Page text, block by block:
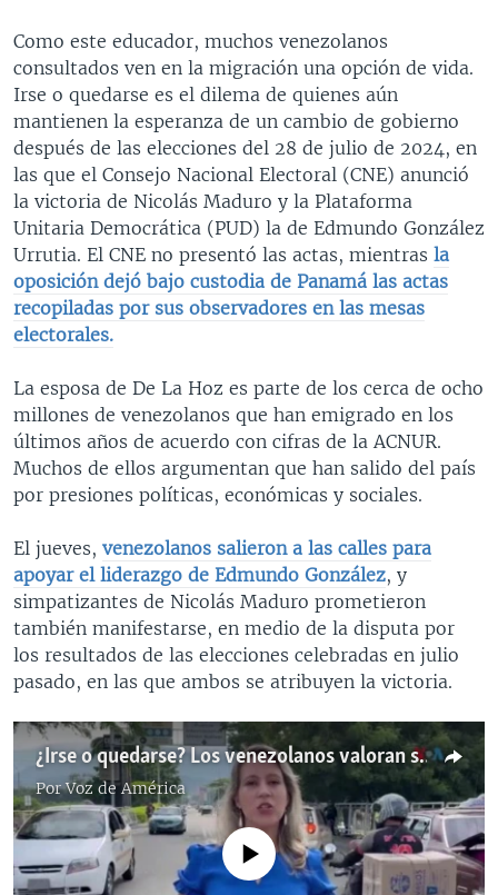
Como este educador, muchos venezolanos
consultados ven en la migración una opción de vida.
Irse o quedarse es el dilema de quienes aún
mantienen la esperanza de un cambio de gobierno
después de las elecciones del 28 de julio de 2024, en
las que el Consejo Nacional Electoral (CNE) anunció
la victoria de Nicolás Maduro y la Plataforma
Unitaria Democrática (PUD) la de Edmundo González
Urrutia. El CNE no presentó las actas, mientras la
oposición dejó bajo custodia de Panamá las actas
recopiladas por sus observadores en las mesas
electorales.
La esposa de De La Hoz es parte de los cerca de ocho
millones de venezolanos que han emigrado en los
últimos años de acuerdo con cifras de la ACNUR.
Muchos de ellos argumentan que han salido del país
por presiones políticas, económicas y sociales.
El jueves, venezolanos salieron a las calles para
apoyar el liderazgo de Edmundo González, y
simpatizantes de Nicolás Maduro prometieron
también manifestarse, en medio de la disputa por
los resultados de las elecciones celebradas en julio
pasado, en las que ambos se atribuyen la victoria.
¿Irse o quedarse? Los venezolanos valoran sus opciones después del 10 de enero
PorVoz de América
No media source currently available